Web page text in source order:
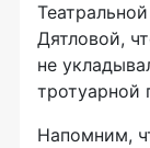
Дятловой,
не
тротуарной
Напомним,